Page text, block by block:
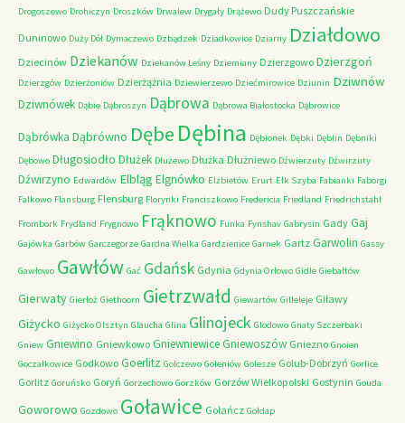
Drogoszewo Drohiczyn Droszków Drwalew Drygały Drążewo Dudy Puszczańskie
Duninowo Duży Dół Dymaczewo Dzbądzek Dziadkowice Dziarny Działdowo
Dziecinów Dziekanów Dziekanów Leśny Dziemiany Dzierzgowo Dzierzgoń
Dzierzgów Dzierżoniów Dzierżążnia Dziewierzewo Dziećmirowice Dziunin Dziwnów
Dziwnówek Dąbie Dąbroszyn Dąbrowa Dąbrowa Białostocka Dąbrowice
Dąbrówka Dąbrówno Dębe Dębina Dębionek Dębki Dęblin Dębniki
Dębowo Długosiodło Dłużek Dłużewo Dłużka Dłużniewo Dźwierzuty Dźwirzuty
Dźwirzyno Edwardów Elbląg Elgnówko Elżbietów Erurt Ełk Szyba Fabianki Faborgi
Falkowo Flansburg Flensburg Florynki Franciszkowo Fredericia Friedland Friedrichstahl
Frombork Frydland Frygnowo Frąknowo Funka Fynshav Gabrysin Gady Gaj
Gajówka Garbów Garczegorze Gardna Wielka Gardzienice Garnek Gartz Garwolin Gassy
Gawłowo Gawłów Gać Gdańsk Gdynia Gdynia Orłowo Gidle Giebałtów
Gierwaty Gierłoż Giethoorn Gietrzwałd Giewartów Gilleleje Giławy
Giżycko Giżycko Olsztyn Glaucha Glina Glinojeck Glodowo Gnaty Szczerbaki
Gniew Gniewino Gniewkowo GniewniewiceGniewoszów Gniezno Gnoien
Goczałkowice Godkowo Goerlitz Golczewo Goleniów Golesze Golub-Dobrzyń Gorlice
Gorlitz Goruńsko Goryń Gorzechowo Gorzków Gorzów Wielkopolski Gostynin Gouda
Goworowo Gozdowo Goławice Gołańcz Gołdap